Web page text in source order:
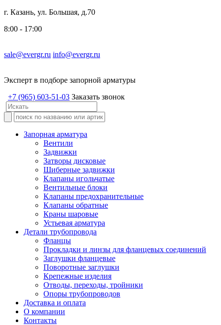
г. Казань, ул. Большая, д.70
8:00 - 17:00
sale@evergr.ru info@evergr.ru
Эксперт в подборе запорной арматуры
+7 (965) 603-51-03 Заказать звонок
Запорная арматура
Вентили
Задвижки
Затворы дисковые
Шиберные задвижки
Клапаны игольчатые
Вентильные блоки
Клапаны предохранительные
Клапаны обратные
Краны шаровые
Устьевая арматура
Детали трубопровода
Фланцы
Прокладки и линзы для фланцевых соединений
Заглушки фланцевые
Поворотные заглушки
Крепежные изделия
Отводы, переходы, тройники
Опоры трубопроводов
Доставка и оплата
О компании
Контакты